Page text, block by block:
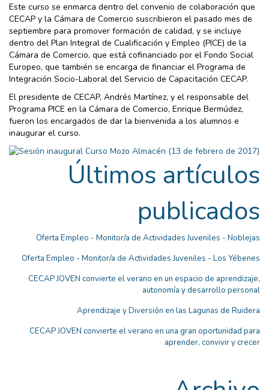
Este curso se enmarca dentro del convenio de colaboración que
CECAP y la Cámara de Comercio suscribieron el pasado mes de
septiembre para promover formación de calidad, y se incluye
dentro del Plan Integral de Cualificación y Empleo (PICE) de la
Cámara de Comercio, que está cofinanciado por el Fondo Social
Europeo, que también se encarga de financiar el Programa de
Integración Socio-Laboral del Servicio de Capacitación CECAP.
El presidente de CECAP, Andrés Martínez, y el responsable del
Programa PICE en la Cámara de Comercio, Enrique Bermúdez,
fueron los encargados de dar la bienvenida a los alumnos e
inaugurar el curso.
Últimos artículos
publicados
Oferta Empleo - Monitor/a de Actividades Juveniles - Noblejas
Oferta Empleo - Monitor/a de Actividades Juveniles - Los Yébenes
CECAP JOVEN convierte el verano en un espacio de aprendizaje,
autonomía y desarrollo personal
Aprendizaje y Diversión en las Lagunas de Ruidera
CECAP JOVEN convierte el verano en una gran oportunidad para
aprender, convivir y crecer